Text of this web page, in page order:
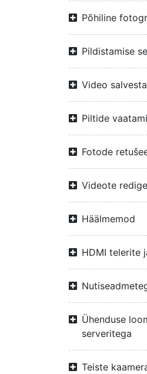
Põhiline
Pildistamise
Video
Piltide
Fotode
Videote
Häälmemod
HDMI telerite
Ühenduse
serveritega
Teiste